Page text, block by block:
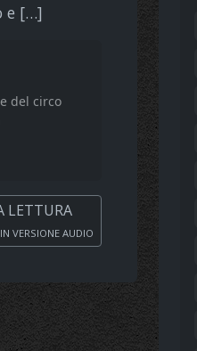
e […]
del circo
LETTURA
VERSIONE AUDIO